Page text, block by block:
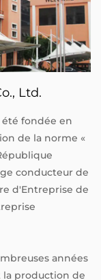
Ltd.
été fondée en
de la norme «
conducteur de
d'Entreprise de
années
production de